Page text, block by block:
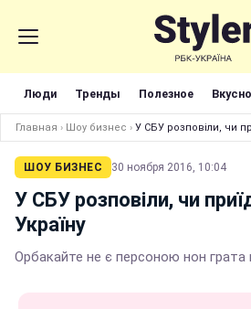
Люди Тренды Полезное Вкусно
Главная › Шоу бизнес › У СБУ розповіли, чи
ШОУ БИЗНЕС 30 ноября 2016, 10:04
У СБУ розповіли, чи
Україну
Орбакайте не є персоною нон грата